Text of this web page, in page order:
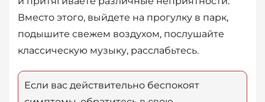
Вместо этого, выйдете на прогулку в парк,
подышите свежем воздухом, послушайте
классическую музыку, расслабьтесь.
Если вас действительно беспокоят